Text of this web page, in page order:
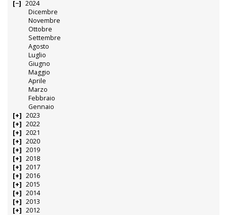
2024
Dicembre
Novembre
Ottobre
Settembre
Agosto
Luglio
Giugno
Maggio
Aprile
Marzo
Febbraio
Gennaio
2023
2022
2021
2020
2019
2018
2017
2016
2015
2014
2013
2012